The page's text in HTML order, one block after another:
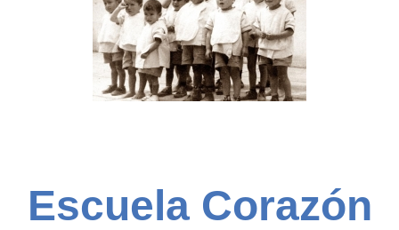
Escuela Corazón